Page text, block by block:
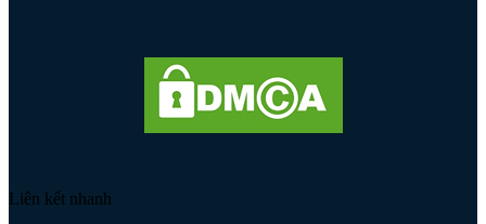
Liên kết nhanh